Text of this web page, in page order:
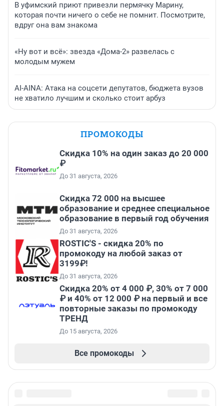
В уфимский приют привезли пермячку Марину,
которая почти ничего о себе не помнит. Посмотрите,
вдруг она вам знакома
«Ну вот и всё»: звезда «Дома-2» развелась с
молодым мужем
AI-AINA: Атака на соцсети депутатов, бюджета вузов
не хватило лучшим и сколько стоит арбуз
ПРОМОКОДЫ
Скидка 10% на один заказ до 20 000
₽
До 31 августа, 2026
Скидка 72 000 на высшее
образование и среднее специальное
образование в первый год обучения
До 31 августа, 2026
ROSTIC'S - скидка 20% по
промокоду на любой заказ от
3199₽!
До 31 августа, 2026
Скидка 20% от 4 000 ₽, 30% от 7 000
₽ и 40% от 12 000 ₽ на первый и все
повторные заказы по промокоду
ТРЕНД
До 15 августа, 2026
Все промокоды